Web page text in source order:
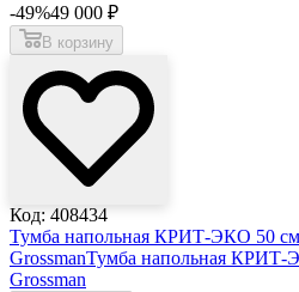
-49%49 000 ₽
В корзину
Код: 408434
Тумба напольная КРИТ-ЭКО 50 см
GrossmanТумба напольная КРИТ-
Grossman